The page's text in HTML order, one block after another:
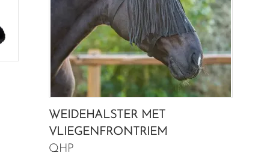
WEIDEHALSTER MET
VLIEGENFRONTRIEM
QHP